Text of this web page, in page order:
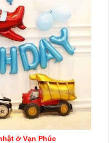
ở Vạn Phúc